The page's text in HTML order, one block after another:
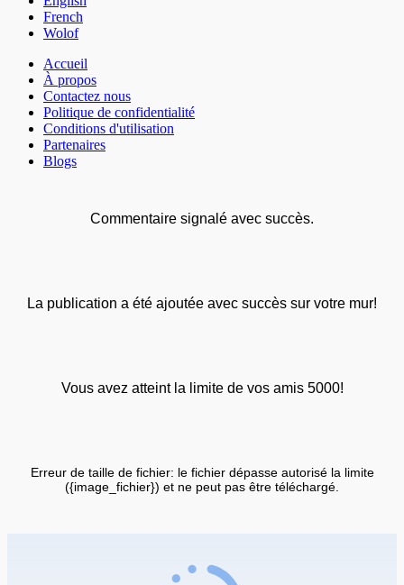
French
Wolof
Accueil
À propos
Contactez nous
Politique de confidentialité
Conditions d'utilisation
Partenaires
Blogs
Commentaire signalé avec succès.
La publication a été ajoutée avec succès sur votre mur!
Vous avez atteint la limite de vos amis 5000!
Erreur de taille de fichier: le fichier dépasse autorisé la limite
({image_fichier}) et ne peut pas être téléchargé.